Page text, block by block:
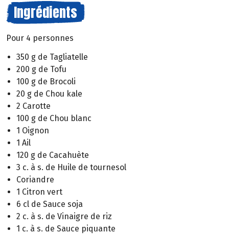
Ingrédients
Pour 4 personnes
350 g de Tagliatelle
200 g de Tofu
100 g de Brocoli
20 g de Chou kale
2 Carotte
100 g de Chou blanc
1 Oignon
1 Ail
120 g de Cacahuète
3 c. à s. de Huile de tournesol
Coriandre
1 Citron vert
6 cl de Sauce soja
2 c. à s. de Vinaigre de riz
1 c. à s. de Sauce piquante